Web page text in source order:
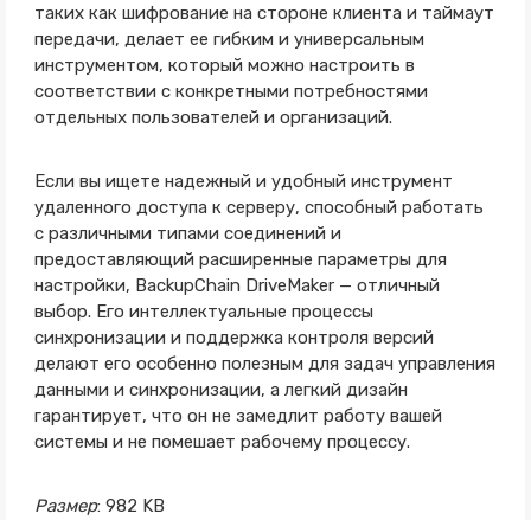
таких как шифрование на стороне клиента и таймаут
передачи, делает ее гибким и универсальным
инструментом, который можно настроить в
соответствии с конкретными потребностями
отдельных пользователей и организаций.
Если вы ищете надежный и удобный инструмент
удаленного доступа к серверу, способный работать
с различными типами соединений и
предоставляющий расширенные параметры для
настройки, BackupChain DriveMaker — отличный
выбор. Его интеллектуальные процессы
синхронизации и поддержка контроля версий
делают его особенно полезным для задач управления
данными и синхронизации, а легкий дизайн
гарантирует, что он не замедлит работу вашей
системы и не помешает рабочему процессу.
Размер: 982 KB